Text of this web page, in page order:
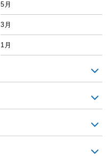
5月
3月
1月